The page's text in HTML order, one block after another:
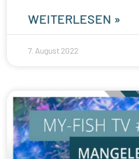
WEITERLESEN »
7. August 2022